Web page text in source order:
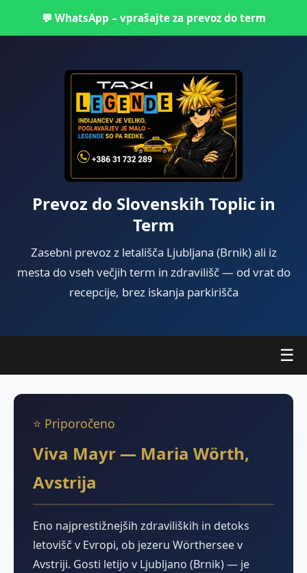
💬 WhatsApp – vprašajte za prevoz do term
Prevoz do Slovenskih Toplic in
Term
Zasebni prevoz z letališča Ljubljana (Brnik) ali iz
mesta do vseh večjih term in zdravilišč — od vrat do
recepcije, brez iskanja parkirišča
☰
⭐ Priporočeno
Viva Mayr — Maria Wörth,
Avstrija
Eno najprestižnejših zdraviliških in detoks
letovišč v Evropi, ob jezeru Wörthersee v
Avstriji. Gosti letijo v Ljubljano (Brnik) — je